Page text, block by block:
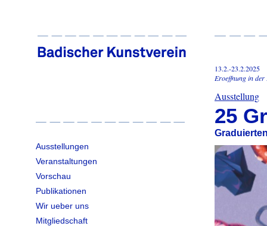
Ausstellungen
Veranstaltungen
Vorschau
Publikationen
Wir ueber uns
Mitgliedschaft
13.2.-23.2.2025
Eroeffnung in
Ausstellung
25